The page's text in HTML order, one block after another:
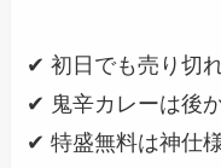
✔ 初日でも売り切
✔ 鬼辛カレーは後
✔ 特盛無料は神仕